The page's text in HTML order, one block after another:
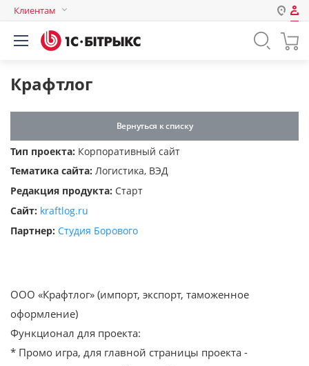
Клиентам
Авторизация
Пароль
Запомнить меня на этом
Забыли свой пароль?
или войдите с помощью
Крафтлог
Вернуться к списку
Тип проекта: Корпоративный сайт
Тематика сайта: Логистика, ВЭД
Редакция продукта: Старт
Сайт: kraftlog.ru
Партнер: Студия Борового
ООО «Крафтлог» (импорт, экспорт, таможенное
оформление)
Функционал для проекта:
* Промо игра, для главной страницы проекта -